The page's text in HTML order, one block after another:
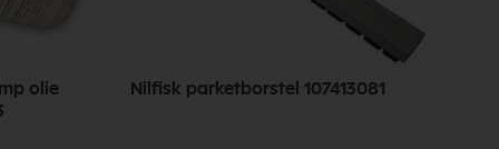
olie
Nilfisk parketborstel 107413081